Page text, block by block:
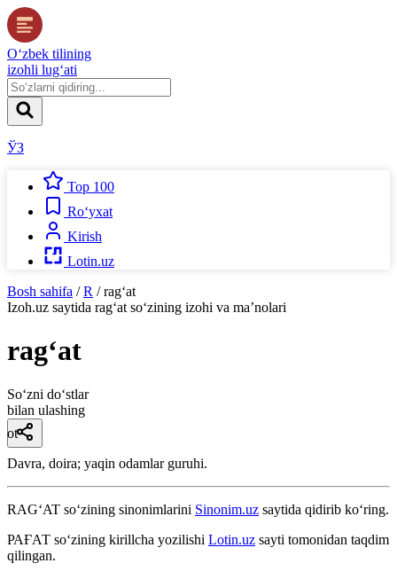
O‘zbek tilining
izohli lug‘ati
ЎЗ
Top 100
Ro‘yxat
Kirish
Lotin.uz
Bosh sahifa / R / rag‘at
Izoh.uz saytida rag‘at so‘zining izohi va ma’nolari
rag‘at
So‘zni do‘stlar
bilan ulashing
ot
Davra, doira; yaqin odamlar guruhi.
RAG‘AT so‘zining sinonimlarini Sinonim.uz saytida qidirib ko‘ring.
РАҒАТ so‘zining kirillcha yozilishi Lotin.uz sayti tomonidan taqdim
qilingan.